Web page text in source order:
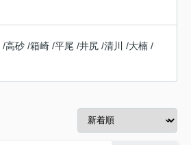
/高砂 /箱崎 /平尾 /井尻 /清川 /大楠 /